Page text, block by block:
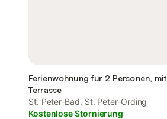
Ferienwohnung für 2 Personen, mit
Terrasse
St. Peter-Bad, St. Peter-Ording
Kostenlose Stornierung